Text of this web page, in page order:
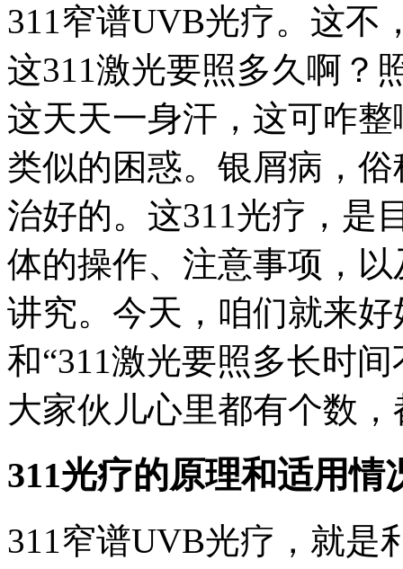
311窄谱UVB光疗。这不
这311激光要照多久啊？
这天天一身汗，这可咋
类似的困惑。银屑病，
治好的。这311光疗，是
体的操作、注意事项，
讲究。今天，咱们就来
和“311激光要照多长时
大家伙儿心里都有个数
311光疗的原理和适用情
311窄谱UVB光疗，就是